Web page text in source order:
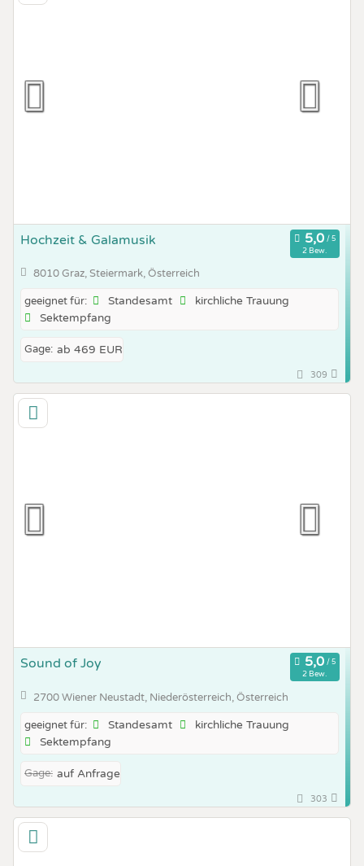
Hochzeit & Galamusik
2 Bew.
8010 Graz, Steiermark, Österreich
geeignet für: Standesamt
kirchliche Trauung
Sektempfang
Gage: ab 469 EUR
309
Sound of Joy
2 Bew.
2700 Wiener Neustadt, Niederösterreich, Österreich
geeignet für: Standesamt
kirchliche Trauung
Sektempfang
Gage: auf Anfrage
303